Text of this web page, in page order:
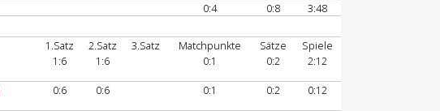
0:4 0:8
3:48
1.Satz 2.Satz 3.Satz Matchpunkte Sätze
Spiele
1:6 1:6 0:1 0:2
2:12
0:6 0:6 0:1 0:2
0:12